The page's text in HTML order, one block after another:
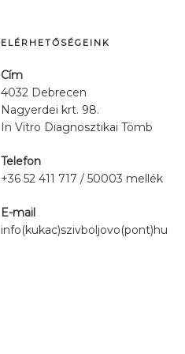
ELÉRHETŐSÉGEINK
Cím
4032 Debrecen
Nagyerdei krt. 98.
In Vitro Diagnosztikai Tömb
Telefon
+36 52 411 717 / 50003 mellék
E-mail
info(kukac)szivboljovo(pont)hu